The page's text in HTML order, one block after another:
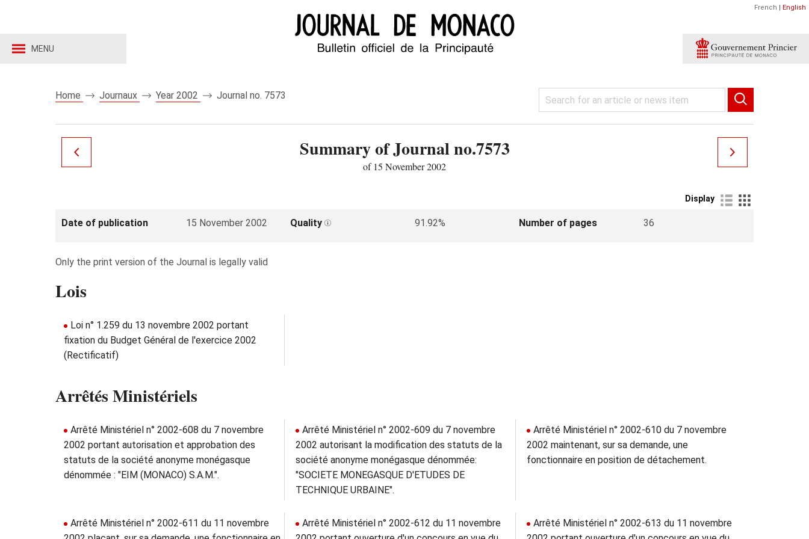
MENU
French | English
Home Journaux Year 2002 Journal no. 7573
Summary of Journal no.7573
of 15 November 2002
Display
Date of publication 15 November 2002 Quality 91.92% Number of pages 36
Only the print version of the Journal is legally valid
Lois
Loi n° 1.259 du 13 novembre 2002 portant
fixation du Budget Général de l'exercice 2002
(Rectificatif)
Arrêtés Ministériels
Arrêté Ministériel n° 2002-608 du 7 novembre
2002 portant autorisation et approbation des
statuts de la société anonyme monégasque
dénommée : "EIM (MONACO) S.A.M.".
Arrêté Ministériel n° 2002-609 du 7 novembre
2002 autorisant la modification des statuts de la
société anonyme monégasque dénommée:
"SOCIETE MONEGASQUE D'ETUDES DE
TECHNIQUE URBAINE".
Arrêté Ministériel n° 2002-610 du 7 novembre
2002 maintenant, sur sa demande, une
fonctionnaire en position de détachement.
Arrêté Ministériel n° 2002-611 du 11 novembre
Arrêté Ministériel n° 2002-612 du 11 novembre
Arrêté Ministériel n° 2002-613 du 11 novembre